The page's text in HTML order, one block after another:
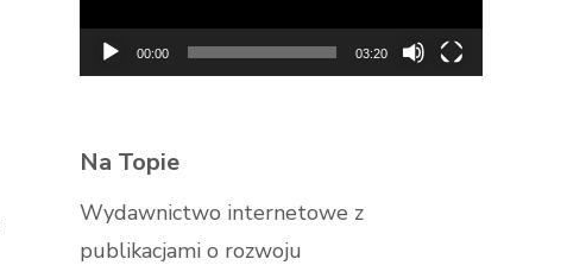
00:00 03:20
Na Topie
Wydawnictwo internetowe z
publikacjami o rozwoju